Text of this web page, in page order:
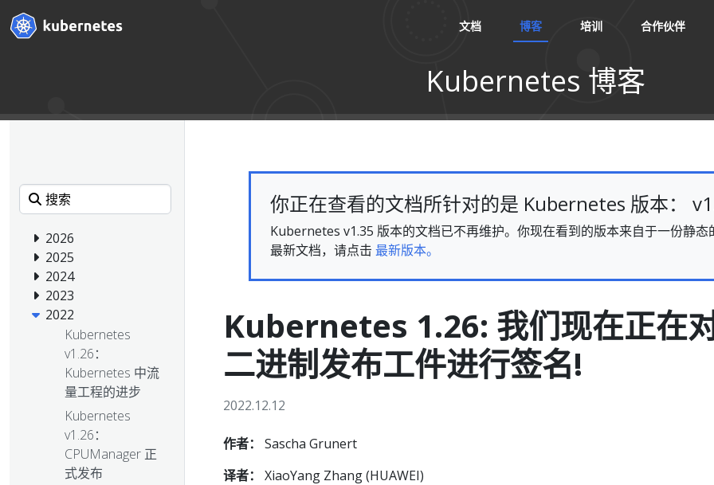
文档 博客 培训 合作伙伴
Kubernetes 博客
2026
2025
2024
2023
2022
Kubernetes
v1.26：
Kubernetes 中流
量工程的进步
Kubernetes
v1.26：
CPUManager 正
式发布
你正在查看的文档所针对的是 Kubernetes 版本：
Kubernetes v1.35 版本的文档已不再维护。你现在看到的版本来自于一份静态
最新文档，请点击 最新版本。
Kubernetes 1.26: 我们现在正在
二进制发布工件进行签名!
2022.12.12
作者：
Sascha Grunert
译者：
XiaoYang Zhang (HUAWEI)